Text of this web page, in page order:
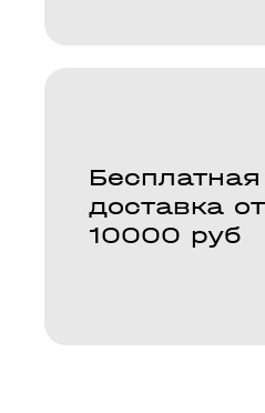
Бесплатная
доставка от
10000 руб